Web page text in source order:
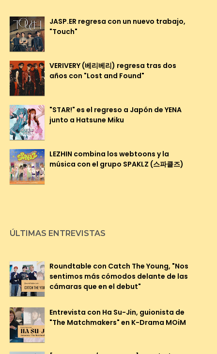
JASP.ER regresa con un nuevo trabajo,
"Touch"
VERIVERY (베리베리) regresa tras dos
años con "Lost and Found"
"STAR!" es el regreso a Japón de YENA
junto a Hatsune Miku
LEZHIN combina los webtoons y la
música con el grupo SPAKLZ (스파클즈)
ÚLTIMAS ENTREVISTAS
Roundtable con Catch The Young, "Nos
sentimos más cómodos delante de las
cámaras que en el debut"
Entrevista con Ha Su-Jin, guionista de
"The Matchmakers" en K-Drama MOiM